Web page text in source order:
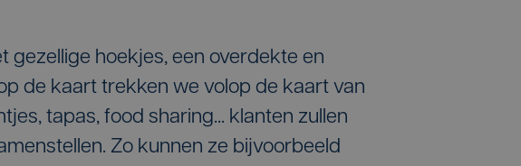
gezellige hoekjes, een overdekte en
de kaart trekken we volop de kaart van
tapas, food sharing... klanten zullen
Zo kunnen ze bijvoorbeeld